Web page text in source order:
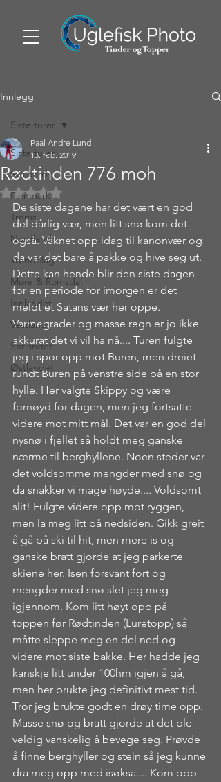
Innlegg
Siste turer
Svalbard
Finnmark
Troms
Nordland
Trøndelag
Møre & Romsdal
Innlandet
Vestland
Sørlandet
Østlandet
Siste turer
Rødtinden 776 moh
Paal Andre Lund
13. feb. 2019
Gitt NaN av 5 stjerner.
De siste dagene har det vært en god
del dårlig vær, men litt snø kom det
også. Våknet opp idag til kanonvær og
da var det bare å pakke og hive seg ut.
Dette kan hende blir den siste dagen
for en periode for imorgen er det
meldt et Satans vær her oppe.
Varmegrader og masse regn er jo ikke
akkurat det vi vil ha nå.... Turen fulgte
jeg i spor opp mot Buren, men dreiet
rundt Buren på venstre side på en stor
hylle. Her valgte Skippy og være
fornøyd for dagen, men jeg fortsatte
videre mot mitt mål. Det var en god del
nysnø i fjellet så holdt meg ganske
nærme til berghyllene. Noen steder var
det voldsomme mengder med snø og
da snakker vi mage høyde.... Voldsomt
slit! Fulgte videre opp mot ryggen,
men la meg litt på nedsiden. Gikk greit
å gå på ski til hit, men mere is og
ganske bratt gjorde at jeg parkerte
skiene her. Isen forsvant fort og
mengder med snø slet jeg meg
igjennom. Kom litt høyt opp på
toppen før Rødtinden (Luretopp) så
måtte sleppe meg en del ned og
videre mot siste bakke. Her hadde jeg
kanskje litt under 100hm igjen å gå,
men her brukte jeg definitivt mest tid.
Tror jeg brukte godt en drøy time opp.
Masse snø og bratt gjorde at det ble
veldig vanskelig å bevege seg. Prøvde
å finne berghyller og stein så jeg kunne
dra meg opp med isøksa.... Kom opp